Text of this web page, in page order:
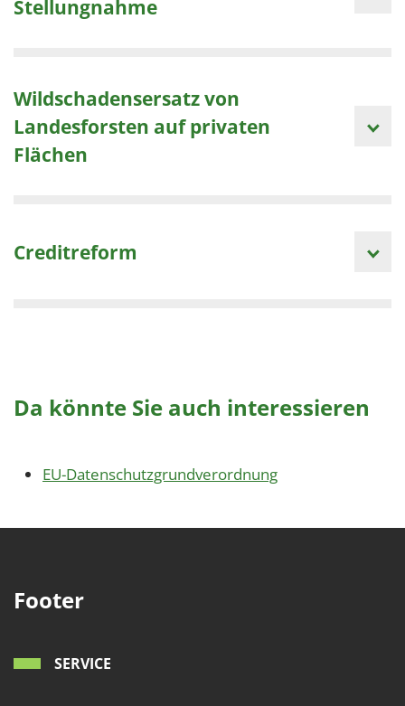
Stellungnahme
Wildschadensersatz von
Landesforsten auf privaten
Flächen
Creditreform
Da könnte Sie auch interessieren
EU-Datenschutzgrundverordnung
Footer
SERVICE